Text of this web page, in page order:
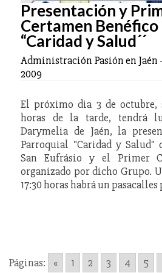
Presentación y
Certamen
“Caridad y Salud´´
Administración Pasión en Jaén
2009
El próximo dia 3 de octubre,
horas de la tarde, tendrá
Darymelia de Jaén, la
Parroquial "Caridad y Salud"
San Eufrásio y el Primer
organizado por dicho Grupo.
17:30 horas habrá un
Páginas: « 1 2 3 4 5